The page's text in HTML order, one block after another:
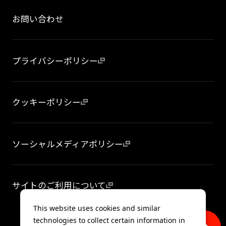
お問い合わせ
プライバシーポリシー
クッキーポリシー
ソーシャルメディアポリシー
サイトのご利用について
This website uses cookies and similar
technologies to collect certain information in